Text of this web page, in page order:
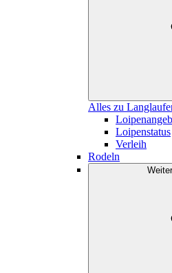
Alles zu
Loipenstatus
Verleih
Rodeln